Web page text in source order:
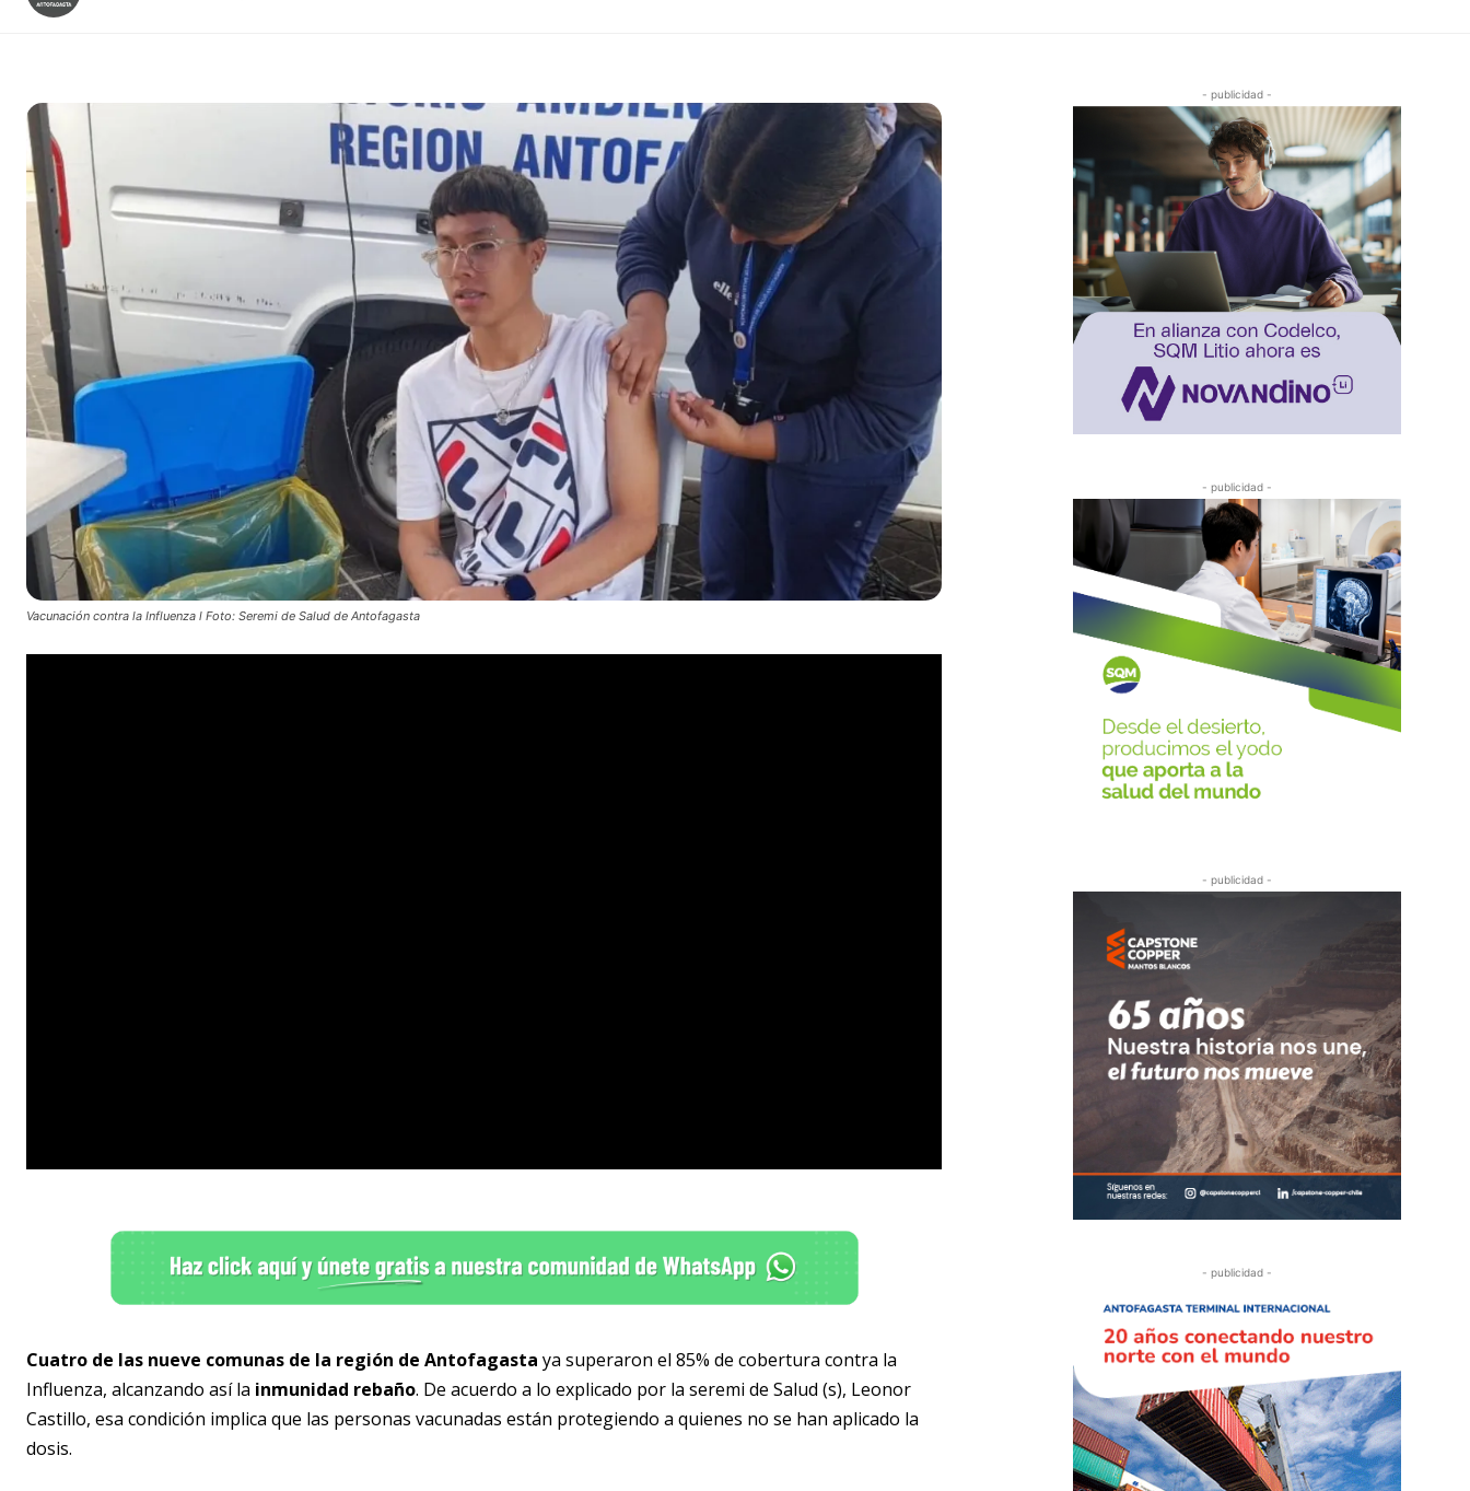
Vacunación contra la Influenza l Foto: Seremi de Salud de Antofagasta
Cuatro de las nueve comunas de la región de Antofagasta ya superaron el 85% de cobertura contra la
Influenza, alcanzando así la inmunidad rebaño. De acuerdo a lo explicado por la seremi de Salud (s), Leonor
Castillo, esa condición implica que las personas vacunadas están protegiendo a quienes no se han aplicado la
dosis.
- publicidad -
- publicidad -
- publicidad -
- publicidad -